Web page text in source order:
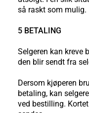
så raskt som mulig.
5 BETALING
Selgeren kan kreve
den blir sendt fra
Dersom kjøperen
betaling, kan
ved bestilling.